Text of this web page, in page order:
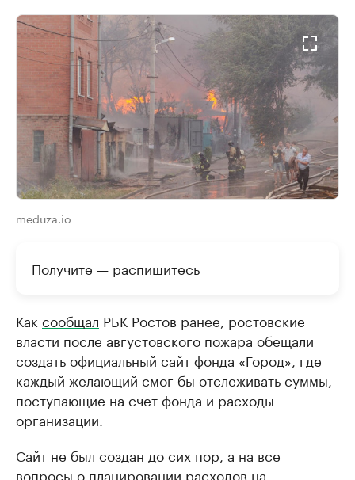
meduza.io
Получите — распишитесь
Как сообщал РБК Ростов ранее, ростовские
власти после августовского пожара обещали
создать официальный сайт фонда «Город», где
каждый желающий смог бы отслеживать суммы,
поступающие на счет фонда и расходы
организации.
Сайт не был создан до сих пор, а на все
вопросы о планировании расходов на